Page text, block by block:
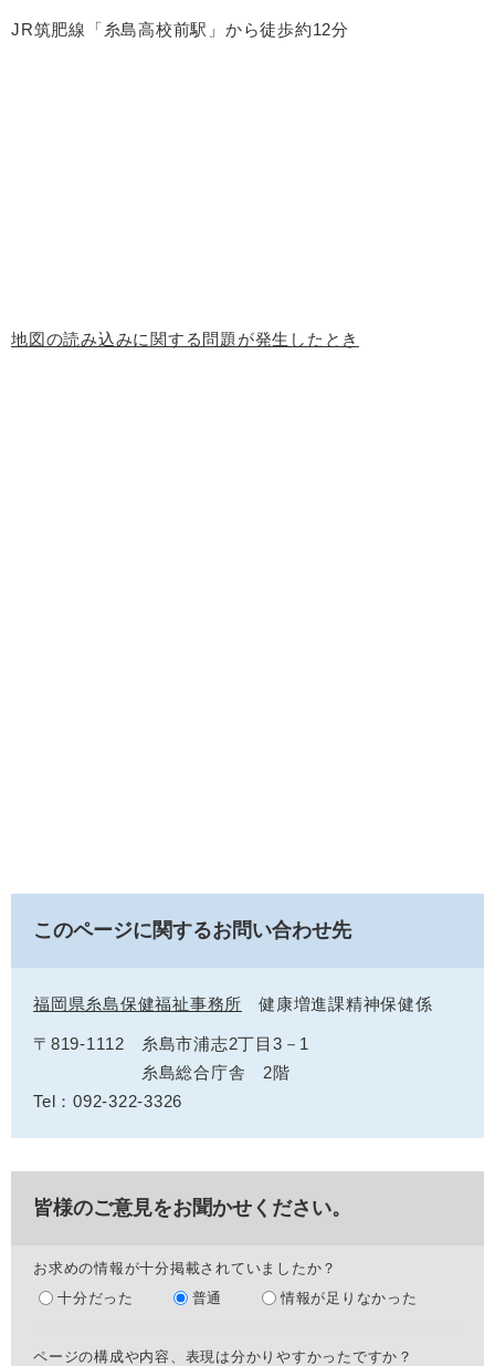
JR筑肥線「糸島高校前駅」から徒歩約12分
地図の読み込みに関する問題が発生したとき
このページに関するお問い合わせ先
福岡県糸島保健福祉事務所 健康増進課精神保健係
〒819-1112
糸島市浦志2丁目3－1
糸島総合庁舎 2階
Tel：092-322-3326
皆様のご意見をお聞かせください。
お求めの情報が十分掲載されていましたか？
十分だった
普通 情報が足りなかった
ページの構成や内容、表現は分かりやすかったですか？